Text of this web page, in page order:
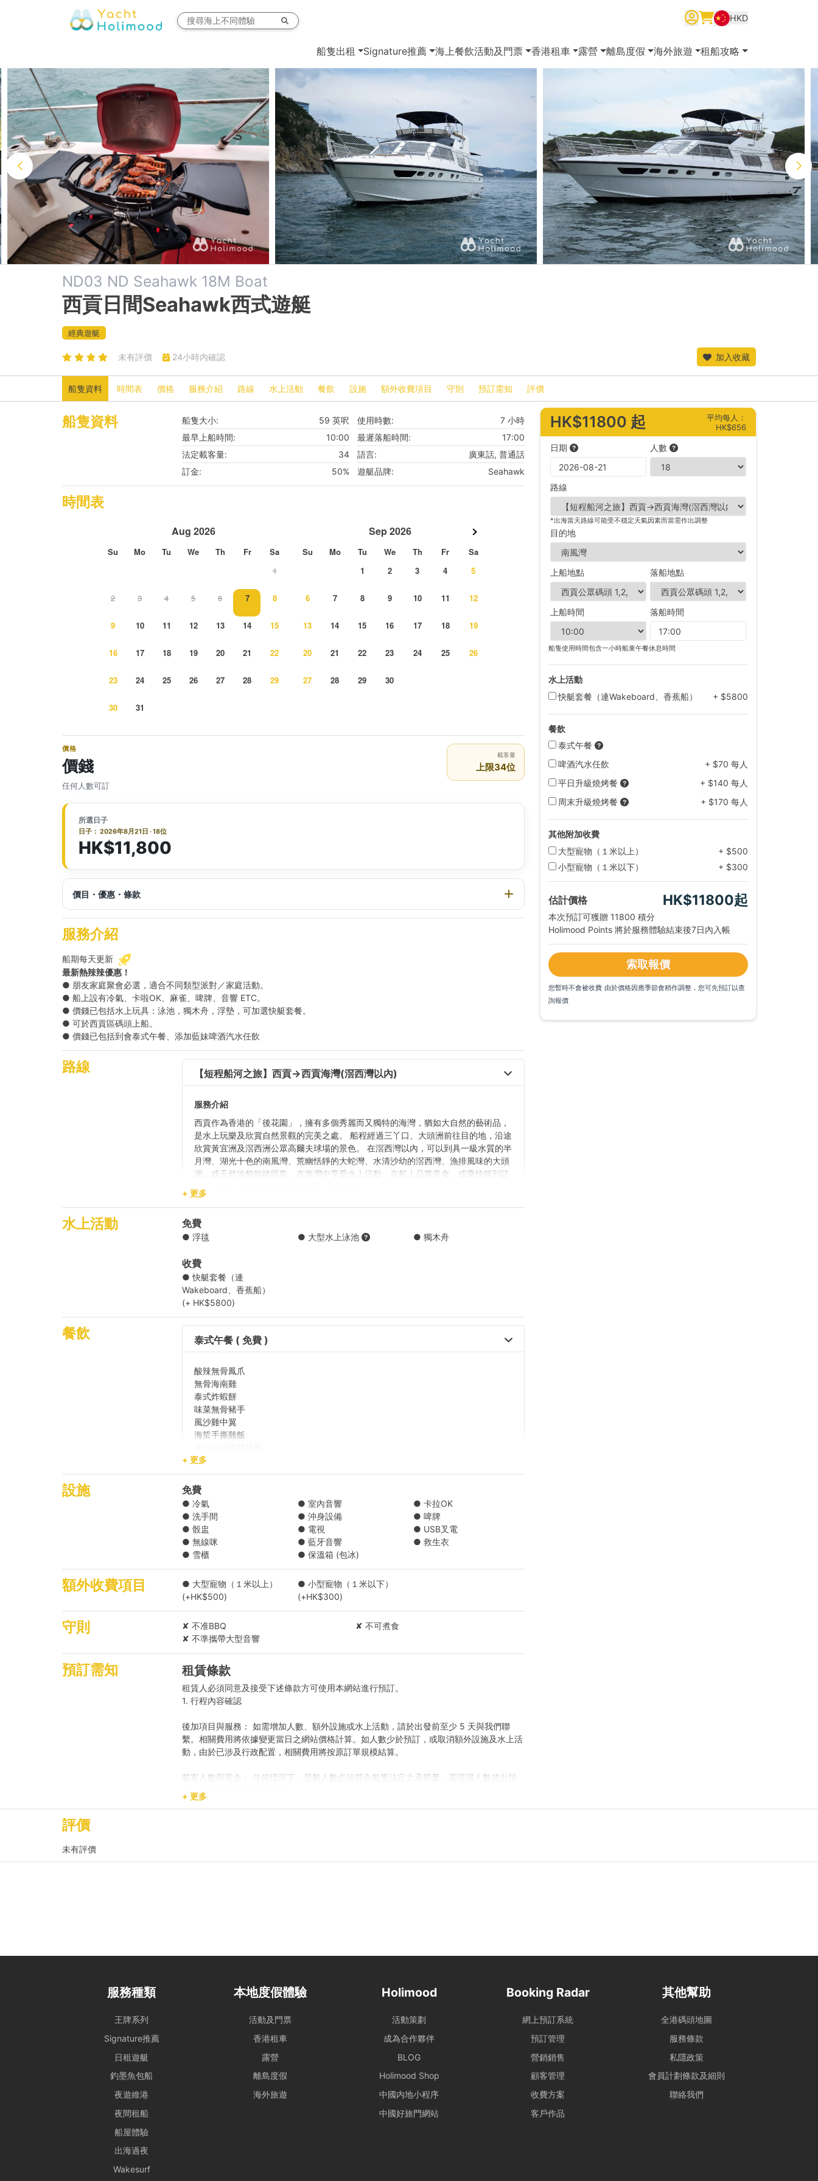
HKD
船隻出租 Signature推薦 海上餐飲活動及門票 香港租車 露營 離島度假 海外旅遊 租船攻略
ND03 ND Seahawk 18M Boat
西貢日間Seahawk西式遊艇
經典遊艇
未有評價 24小時內確認 加入收藏
船隻資料 時間表 價格 服務介紹 路線 水上活動 餐飲 設施 額外收費項目 守則 預訂需知 評價
船隻資料 船隻大小: 59 英呎 使用時數:
7 小時
最早上船時間:
10:00 最遲落船時間:
17:00
法定載客量:
34 語言:
廣東話, 普通話
訂金:
50% 遊艇品牌: Seahawk
時間表
Aug 2026
Su Mo Tu We Th Fr
Sa
1
2 3 4 5 6 7 8
9 10 11 12 13 14 15
16 17 18 19 20 21 22
23 24 25 26 27 28 29
30 31
Sep 2026
Su Mo Tu We Th Fr
Sa
1
2 3 4 5
6 7 8 9 10 11 12
13 14 15 16 17 18 19
20 21 22 23 24 25 26
27 28 29 30
價格
價錢
任何人數可訂
載客量
上限34位
所選日子
日子： 2026年8月21日 · 18位
HK$11,800
價目・優惠・條款
服務介紹
船期每天更新
最新熱辣辣優惠！
● 朋友家庭聚會必選，適合不同類型派對／家庭活動。
● 船上設有冷氣、卡啦OK、麻雀、啤牌、音響 ETC。
● 價錢已包括水上玩具：泳池，獨木舟，浮墊，可加選快艇套餐。
● 可於西貢區碼頭上船。
● 價錢已包括到會泰式午餐、添加藍妹啤酒汽水任飲
路線 【短程船河之旅】西貢→西貢海灣(滘西灣以內)
服務介紹
西貢作為香港的「後花園」，擁有多個秀麗而又獨特的海灣，猶如大自然的藝術品，
是水上玩樂及欣賞自然景觀的完美之處。 船程經過三丫口、大頭洲前往目的地，沿途
欣賞黃宜洲及滘西洲公眾高爾夫球場的景色。 在滘西灣以內，可以到具一級水質的半
月灣、湖光十色的南風灣、荒幽恬靜的大蛇灣、水清沙幼的滘西灣、漁排風味的大頭
洲，或天然地貌的橋咀島，在海灣中享受水上活動，在船上品嘗美食，或乘快艇到訪
碼頭
西貢公眾碼頭 1,2,3,4,5,6 號泊位/ 西貢新公眾碼頭 7,8,9,10 號泊位 （長碼頭）
目的地
【水上活動之選】西貢 → 甕缸灣
【方便船河之旅】西貢 → 白臘 +HK$2000
+ 更多
水上活動 免費
● 浮毯 ● 大型水上泳池 ● 獨木舟
收費
● 快艇套餐（連
Wakeboard、香蕉船）
(+ HK$5800)
餐飲 泰式午餐 ( 免費 )
酸辣無骨鳳爪
無骨海南雞
泰式炸蝦餅
味菜無骨豬手
風沙雞中翼
海蜇手撕雞飯
泰式炒雜菜
斑蘭葉椰汁糕
雪芳蛋糕
啤酒汽水任飲 ( HK$70 每人 )
平日升級燒烤餐 ( HK$140 每人 )
周末升級燒烤餐 ( HK$170 每人 )
Holimood為您代訂更多精選到會套餐 (需自行取貨), 按此查看
+ 更多
設施 免費
● 冷氣 ● 室內音響
● 卡拉OK
● 洗手間
● 沖身設備
● 啤牌
● 骰盅
● 電視
● USB叉電
● 無線咪
● 藍牙音響
● 救生衣
● 雪櫃
● 保溫箱 (包冰)
額外收費項目
● 大型寵物（１米以上）
(+HK$500)
● 小型寵物（１米以下）
(+HK$300)
守則 ✘ 不准BBQ
✘ 不可煮食
✘ 不準攜帶大型音響
預訂需知 租賃條款
租賃人必須同意及接受下述條款方可使用本網站進行預訂。
1. 行程內容確認
後加項目與服務： 如需增加人數、額外設施或水上活動，請於出發前至少 5 天與我們聯
繫。相關費用將依據變更當日之網站價格計算。如人數少於預訂，或取消額外設施及水上活
動，由於已涉及行政配置，相關費用將按原訂單規模結算。
載客人數與安全： 任何情況下，登船人數必須符合船隻法定之承載量。若現場人數超出預
訂，請即時聯繫我們補齊差額。
3. 航行安全與守則
乘客根據需求自行安排額外個人保險。
環境與財物維護： 為了您的個人安全，請避免從船隻上層跳水或於夜間游泳。個人財物請
自行妥善保管，Holimood及船東將不予負責，如有需要，可替乘客尋求警方的幫助。
設施損壞與賠償責任： 租賃期間，如船上任何設備、器具、裝置或其他財物遭到損壞或損
毀、偷竊或被移走，租賃人須負擔相關之修理、修復或重新購置費用。
合法行為保障： 所有行程均需符合當地法規。如遇違規行為或攜帶違禁品，船東將優先配
合執法以維護雙方聲譽，並保留即時調整行程之權力。
租船期間，如有任何設備、器具、裝置或其他財物遭到損壞或損毀（正常損耗除外）、偷竊
+ 更多
HK$11800 起
平均每人：
HK$656
日期 人數
路線
*出海當天路線可能受不穩定天氣因素而當需作出調整
目的地
上船地點 落船地點
上船時間 落船時間
船隻使用時間包含一小時船東午餐休息時間
水上活動
快艇套餐（連Wakeboard、香蕉船）
+ $5800
餐飲
泰式午餐
啤酒汽水任飲
+ $70 每人
平日升級燒烤餐
+ $140 每人
周末升級燒烤餐
+ $170 每人
其他附加收費
大型寵物（１米以上）
+ $500
小型寵物（１米以下）
+ $300
估計價格 HK$11800起
本次預訂可獲贈 11800 積分
Holimood Points 將於服務體驗結束後7日內入帳
索取報價
您暫時不會被收費 由於價格因應季節會稍作調整，您可先預訂以查
詢報價
評價
未有評價
服務種類
王牌系列
Signature推薦
日租遊艇
釣墨魚包船
夜遊維港
夜間租船
船屋體驗
出海過夜
Wakesurf
本地度假體驗
活動及門票
香港租車
露營
離島度假
海外旅遊
Holimood
活動策劃
成為合作夥伴
BLOG
Holimood Shop
中國内地小程序
中國好旅門網站
Booking Radar
網上預訂系統
預訂管理
營銷銷售
顧客管理
收費方案
客戶作品
其他幫助
全港碼頭地圖
服務條款
私隱政策
會員計劃條款及細則
聯絡我們